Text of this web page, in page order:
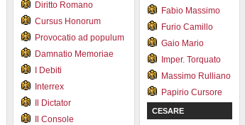
Diritto Romano
Cursus Honorum
Provocatio ad populum
Damnatio Memoriae
I Debiti
Interrex
Il Dictator
Il Console
Fabio Massimo
Furio Camillo
Gaio Mario
Imper. Torquato
Massimo Rulliano
Papirio Cursore
CESARE